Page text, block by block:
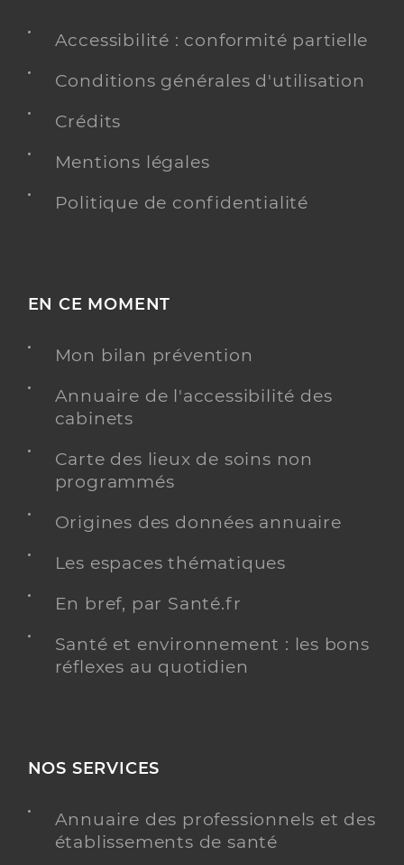
Accessibilité : conformité partielle
Conditions générales d'utilisation
Crédits
Mentions légales
Politique de confidentialité
EN CE MOMENT
Mon bilan prévention
Annuaire de l'accessibilité des
cabinets
Carte des lieux de soins non
programmés
Origines des données annuaire
Les espaces thématiques
En bref, par Santé.fr
Santé et environnement : les bons
réflexes au quotidien
NOS SERVICES
Annuaire des professionnels et des
établissements de santé